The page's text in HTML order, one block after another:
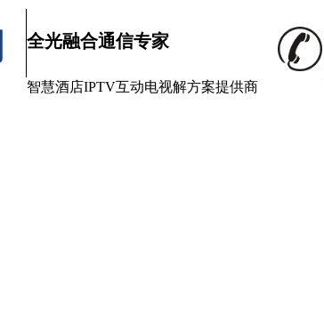
全光融合通信专家
智慧酒店IPTV互动电视解方案提供商